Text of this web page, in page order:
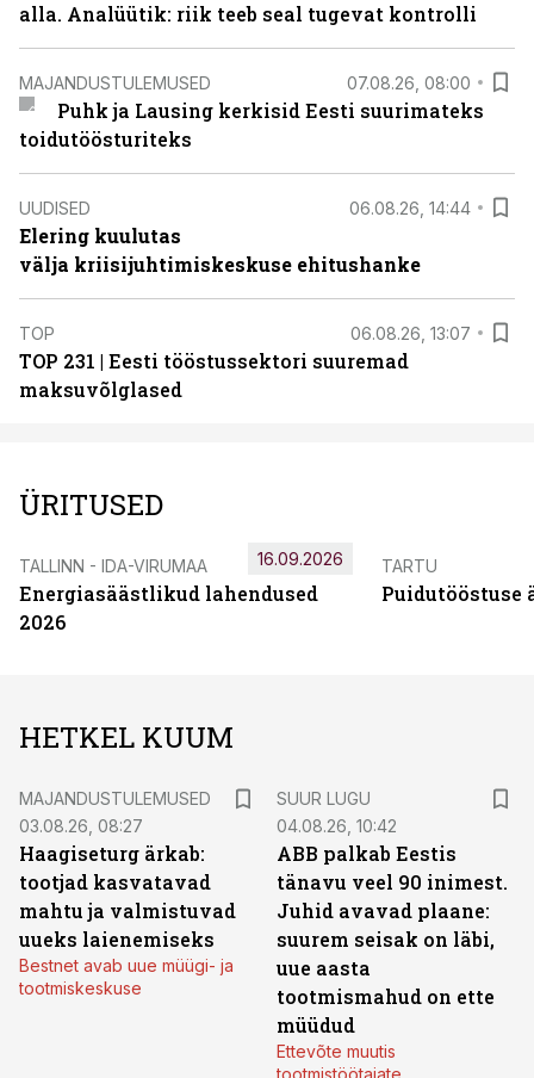
alla. Analüütik: riik teeb seal tugevat kontrolli
MAJANDUSTULEMUSED 07.08.26, 08:00
Puhk ja Lausing kerkisid Eesti suurimateks
toidutöösturiteks
UUDISED 06.08.26, 14:44
Elering kuulutas
välja kriisijuhtimiskeskuse ehitushanke
TOP 06.08.26, 13:07
TOP 231 | Eesti tööstussektori suuremad
maksuvõlglased
ÜRITUSED
TALLINN - IDA-VIRUMAA
Energiasäästlikud lahendused
2026
16.09.2026 TARTU
Puidutööstuse
HETKEL KUUM
MAJANDUSTULEMUSED
03.08.26, 08:27
Haagiseturg ärkab:
tootjad kasvatavad
mahtu ja valmistuvad
uueks laienemiseks
Bestnet avab uue müügi- ja
tootmiskeskuse
SUUR LUGU
04.08.26, 10:42
ABB palkab Eestis
tänavu veel 90 inimest.
Juhid avavad plaane:
suurem seisak on läbi,
uue aasta
tootmismahud on ette
müüdud
Ettevõte muutis
tootmistöötajate